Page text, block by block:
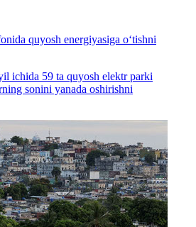
quyosh energiyasiga o‘tishni
ichida 59 ta quyosh elektr parki
sonini yanada oshirishni